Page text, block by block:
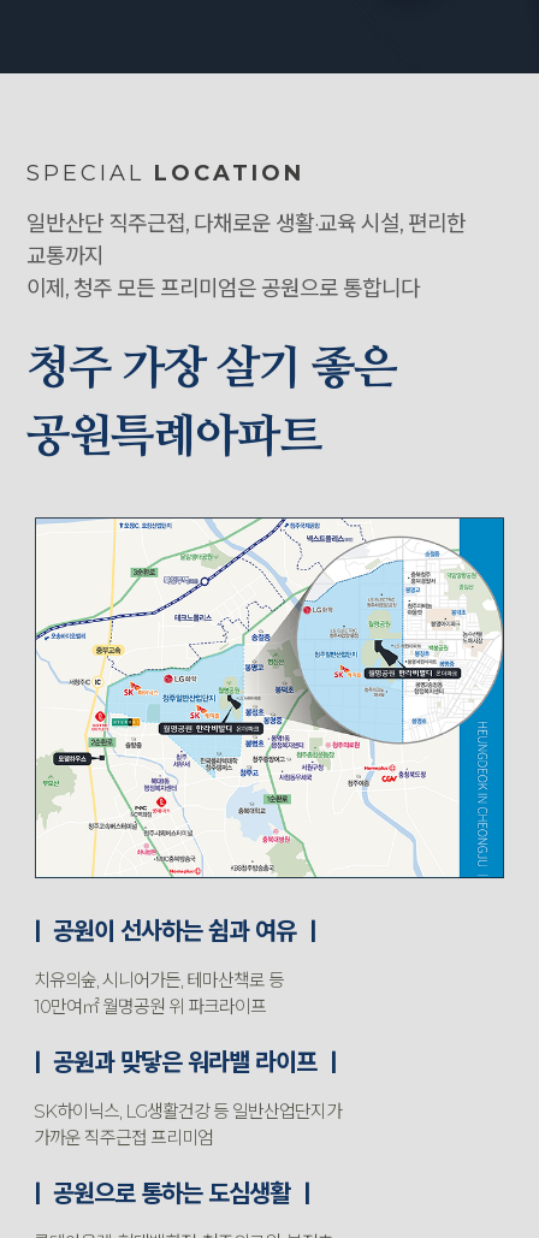
SPECIAL LOCATION
일반산단 직주근접, 다채로운 생활·교육 시설, 편리한
교통까지
이제, 청주 모든 프리미엄은 공원으로 통합니다
청주 가장 살기 좋은
공원특례아파트
ㅣ 공원이 선사하는 쉼과 여유 ㅣ
치유의숲, 시니어가든, 테마산책로 등
10만여㎡ 월명공원 위 파크라이프
ㅣ 공원과 맞닿은 워라밸 라이프 ㅣ
SK하이닉스, LG생활건강 등 일반산업단지가
가까운 직주근접 프리미엄
ㅣ 공원으로 통하는 도심생활 ㅣ